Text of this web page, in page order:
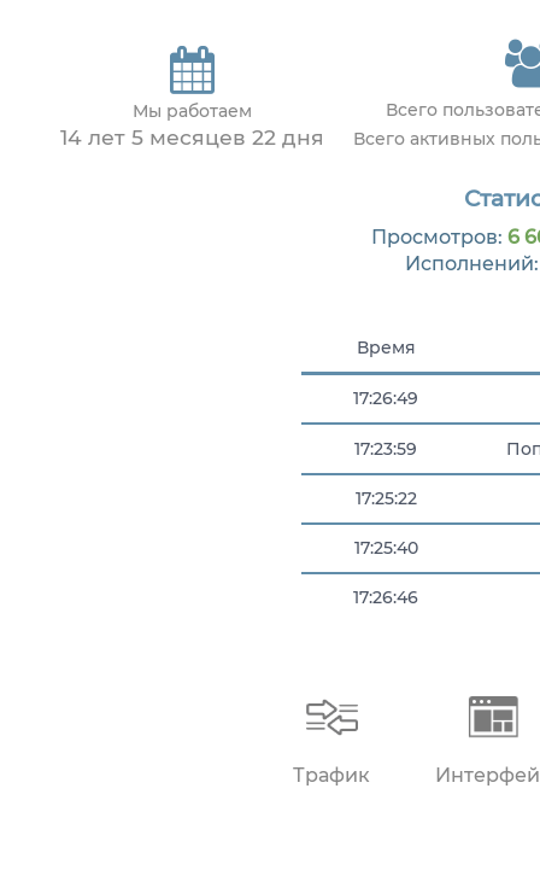
Мы работаем
14 лет 5 месяцев 22 дня
Всего
Всего активных
Просмотров: 6
Время
17:26:49
17:23:59
17:25:22
17:25:40
17:26:46
Трафик